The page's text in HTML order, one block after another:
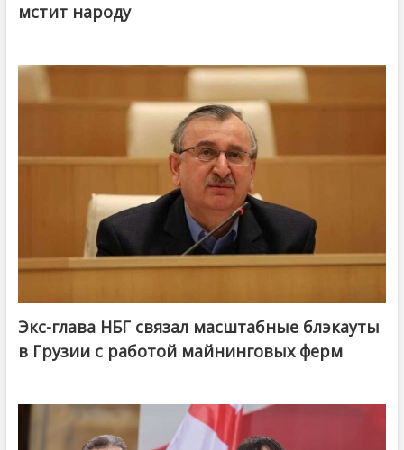
мстит народу
Экс-глава НБГ связал масштабные блэкауты
в Грузии с работой майнинговых ферм